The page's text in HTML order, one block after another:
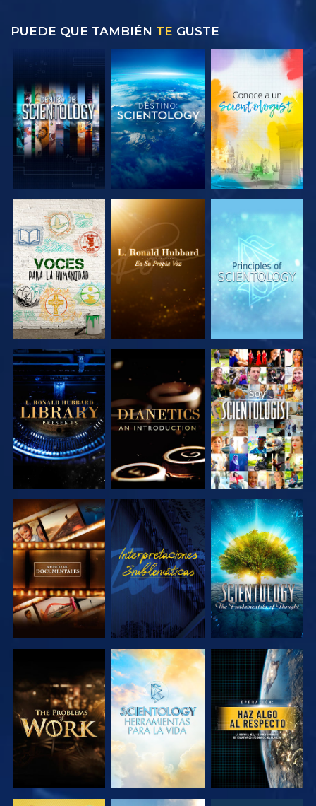
PUEDE QUE TAMBIÉN TE GUSTE
EXPLORA LAS
SERIES
EXPLORA LAS
SERIES
EXPLORA LAS
SERIES
EXPLORA LAS
SERIES
EXPLORA LAS
SERIES
VE
EXPLORA LAS
SERIES
VE
EXPLORA LAS
SERIES
EXPLORA LAS
SERIES
EXPLORA LAS
SERIES
VE